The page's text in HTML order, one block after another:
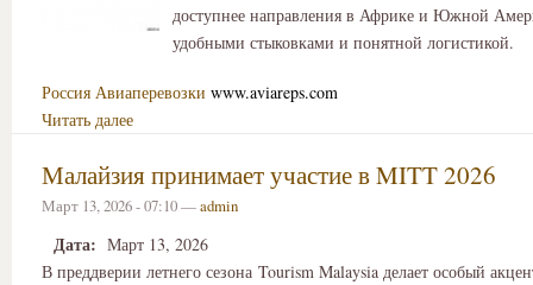
доступнее направления в Африке и Южной
удобными стыковками и понятной логистикой.
Россия Авиаперевозки www.aviareps.com
Читать далее
Малайзия принимает участие в MITT 2026
Март 13, 2026 - 07:10 —admin
Дата: Март 13, 2026
В преддверии летнего сезона Tourism Malaysia делает особый